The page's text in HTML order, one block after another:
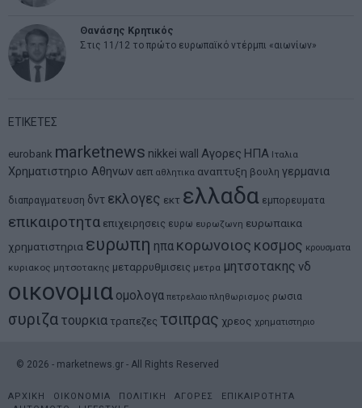
Θανάσης Κρητικός
Στις 11/12 το πρώτο ευρωπαϊκό ντέρμπι «αιωνίων»
ΕΤΙΚΕΤΕΣ
eurobank marketnews nikkei wall Αγορες ΗΠΑ Ιταλια
Χρηματιστηριο Αθηνων αεπ αθλητικα αναπτυξη βουλη γερμανια
διαπραγματευση δντ εκλογες εκτ ελλαδα εμπορευματα
επικαιροτητα επιχειρησεις ευρω ευρωζωνη ευρωπαικα
χρηματιστηρια ευρωπη ηπα κορωνοιος κοσμος κρουσματα
κυριακος μητσοτακης μεταρρυθμισεις μετρα μητσοτακης νδ
οικονομια ομολογα πετρελαιο πληθωρισμος ρωσια
συριζα τουρκια τραπεζες τσιπρας χρεος χρηματιστηριο
© 2026 - marketnews.gr - All Rights Reserved
ΑΡΧΙΚΗ ΟΙΚΟΝΟΜΙΑ ΠΟΛΙΤΙΚΗ ΑΓΟΡΕΣ
ΕΠΙΚΑΙΡΟΤΗΤΑ